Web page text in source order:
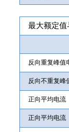
最大额定值
反向重复峰值
反向不重复峰
正向平均电流
正向平均电流